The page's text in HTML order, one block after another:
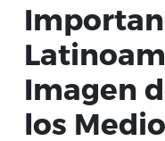
Imagen
los